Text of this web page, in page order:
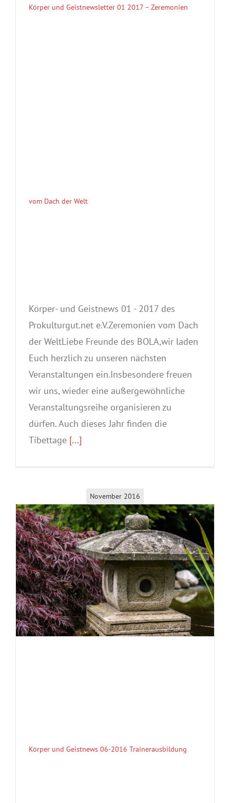
Körper und Geistnewsletter 01 2017 – Zeremonien
vom Dach der Welt
Körper- und Geistnews 01 - 2017 des
Prokulturgut.net e.V.Zeremonien vom Dach
der WeltLiebe Freunde des BOLA,wir laden
Euch herzlich zu unseren nächsten
Veranstaltungen ein.Insbesondere freuen
wir uns, wieder eine außergewöhnliche
Veranstaltungsreihe organisieren zu
dürfen. Auch dieses Jahr finden die
Tibettage [...]
November 2016
Körper und Geistnews 06-2016 Trainerausbildung